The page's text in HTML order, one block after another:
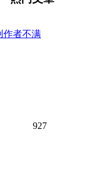
作者不满
927